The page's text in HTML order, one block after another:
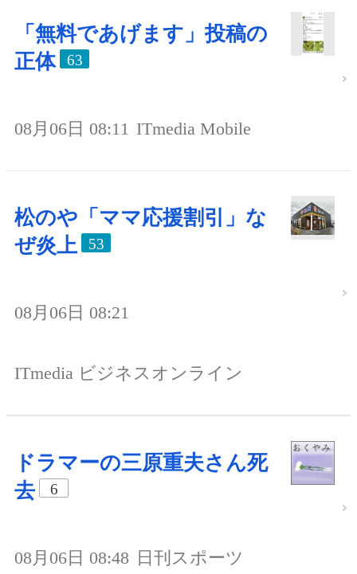
「無料であげます」投稿の
正体
63
08月06日 08:11 ITmedia Mobile
松のや「ママ応援割引」な
ぜ炎上
53
08月06日 08:21
ITmedia ビジネスオンライン
ドラマーの三原重夫さん死
去
6
08月06日 08:48 日刊スポーツ